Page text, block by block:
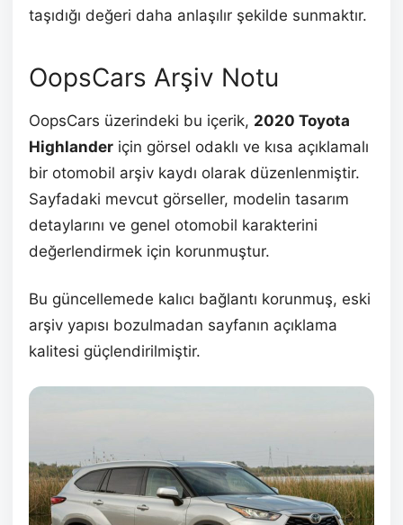
taşıdığı değeri daha anlaşılır şekilde sunmaktır.
OopsCars Arşiv Notu
OopsCars üzerindeki bu içerik, 2020 Toyota
Highlander için görsel odaklı ve kısa açıklamalı
bir otomobil arşiv kaydı olarak düzenlenmiştir.
Sayfadaki mevcut görseller, modelin tasarım
detaylarını ve genel otomobil karakterini
değerlendirmek için korunmuştur.
Bu güncellemede kalıcı bağlantı korunmuş, eski
arşiv yapısı bozulmadan sayfanın açıklama
kalitesi güçlendirilmiştir.